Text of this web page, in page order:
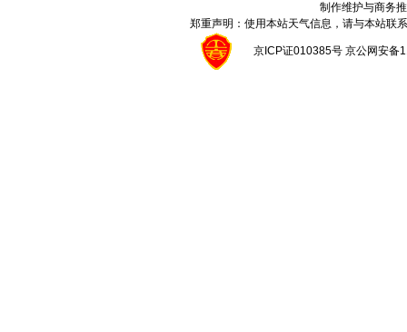
制作维护与商务
郑重声明：使用本站天气信息，请与本站联
京ICP证010385号 京公网安备